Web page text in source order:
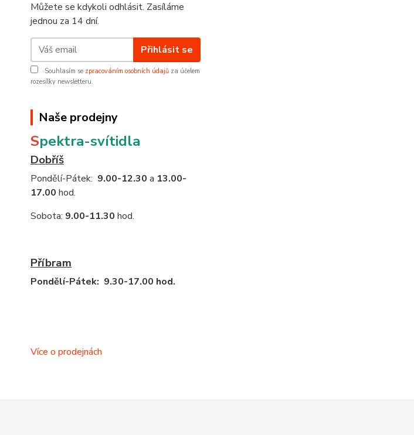
Můžete se kdykoli odhlásit. Zasíláme
jednou za 14 dní.
Přihlásit se
Souhlasím se zpracováním osobních údajů za účelem
rozesílky newsletteru.
Naše prodejny
Spektra-svítidla
Dobříš
Pondělí-Pátek: 9.00-12.30 a 13.00-
17.00 hod.
Sobota: 9.00-11.30 hod.
Příbram
Pondělí-Pátek: 9.30-17.00 hod.
Více o prodejnách